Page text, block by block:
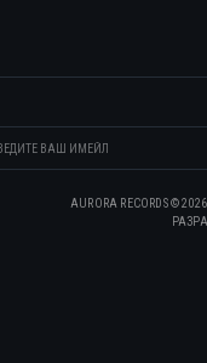
AURORA RECORDS ©2026